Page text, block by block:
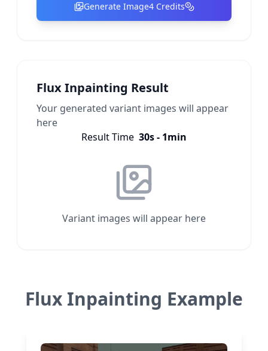
Generate Image4Credits
Flux Inpainting Result
Your generated variant images will appear
here
Result Time 30s - 1min
Variant images will appear here
Flux Inpainting Example